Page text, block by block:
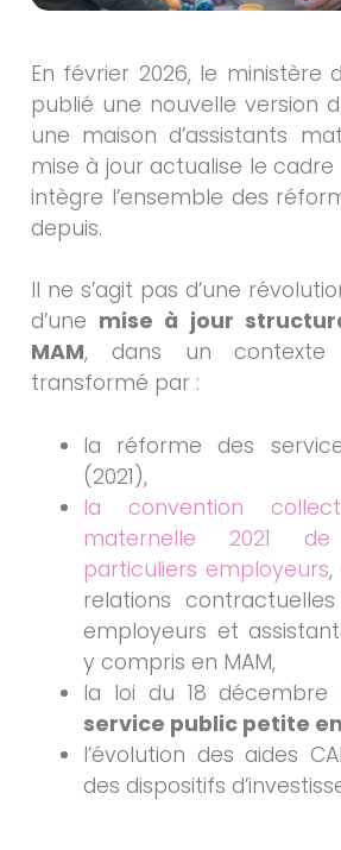
En février 2026, le ministère
publié une nouvelle version
une maison d’assistants
mise à jour actualise le cadre
intègre l’ensemble des
depuis.
Il ne s’agit pas d’une
d’une mise à jour
MAM, dans un contexte
transformé par :
la réforme des
(2021),
la convention
maternelle 2021
particuliers employeurs
relations
employeurs et
y compris en MAM,
la loi du 18 décembre
service public petite
l’évolution des aides
des dispositifs